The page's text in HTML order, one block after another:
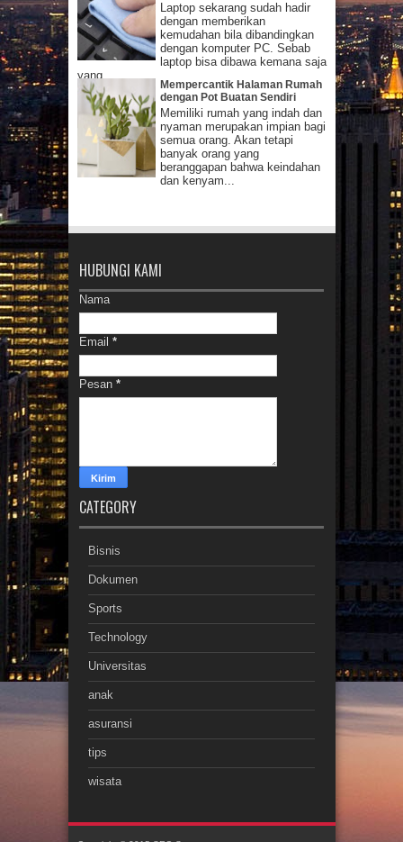
Laptop sekarang sudah hadir
dengan memberikan
kemudahan bila dibandingkan
dengan komputer PC. Sebab
laptop bisa dibawa kemana saja
yang...
Mempercantik Halaman Rumah
dengan Pot Buatan Sendiri
Memiliki rumah yang indah dan
nyaman merupakan impian bagi
semua orang. Akan tetapi
banyak orang yang
beranggapan bahwa keindahan
dan kenyam...
HUBUNGI KAMI
Nama
Email *
Pesan *
CATEGORY
Bisnis
Dokumen
Sports
Technology
Universitas
anak
asuransi
tips
wisata